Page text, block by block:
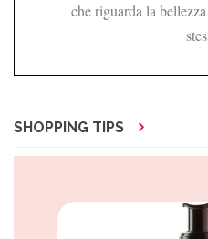
che riguarda la
SHOPPING TIPS